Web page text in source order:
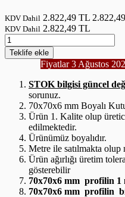
KDV Dahil 2.822,49 TL
KDV Dahil 2.822,49 TL
Teklife ekle
Fiyatlar 3 Ağustos
STOK bilgisi güncel
sorunuz.
70x70x6 mm Boyalı
Ürün 1. Kalite olup
edilmektedir.
Ürünümüz boyalıdır.
Metre ile satılmakta olup
Ürün ağırlığı üretim
gösterebilir
70x70x6 mm profilin 1
70x70x6 mm profilin